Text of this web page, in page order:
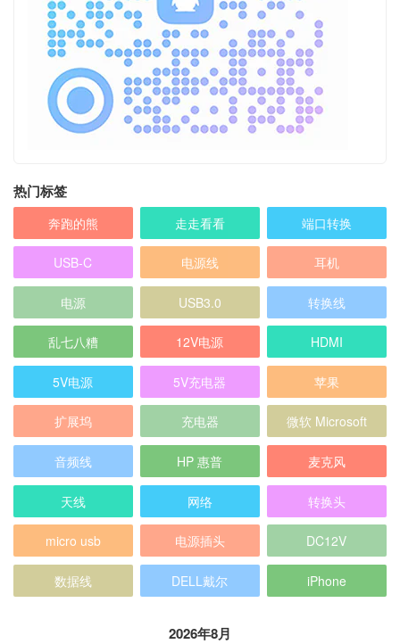
热门标签
奔跑的熊 走走看看 端口转换
USB-C 电源线 耳机
电源 USB3.0 转换线
乱七八糟 12V电源 HDMI
5V电源 5V充电器 苹果
扩展坞 充电器 微软 Microsoft
音频线 HP 惠普 麦克风
天线 网络 转换头
micro usb 电源插头 DC12V
数据线 DELL戴尔 iPhone
2026年8月